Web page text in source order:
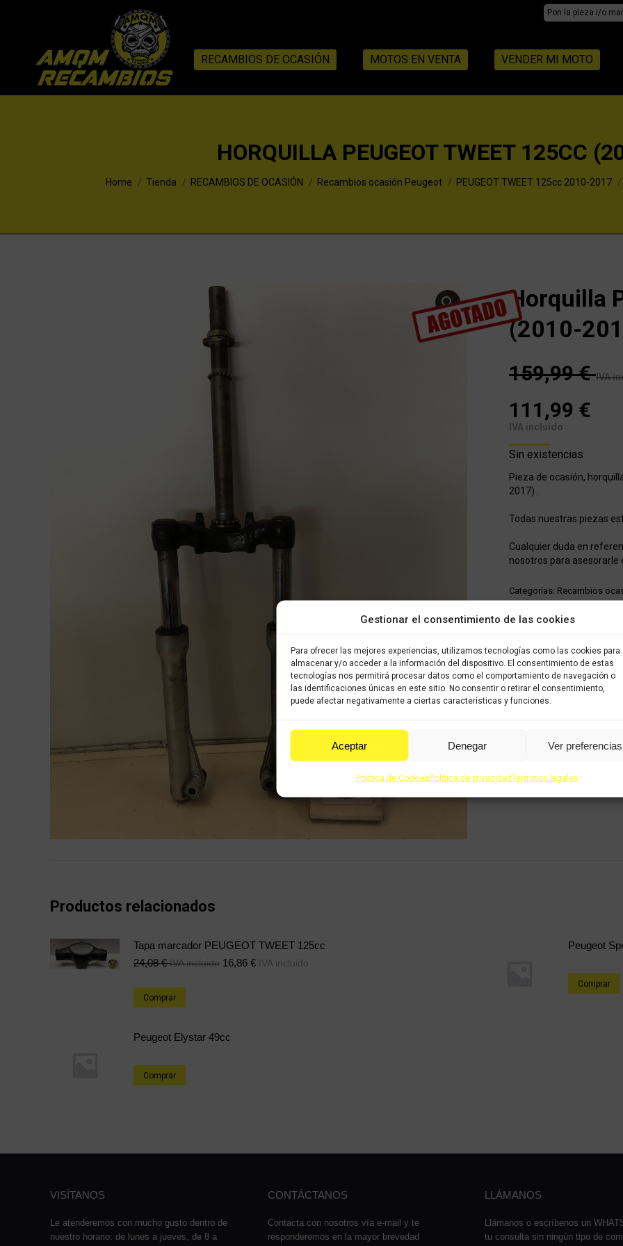
Gestionar el consentimiento de las cookies
Para ofrecer las mejores experiencias, utilizamos tecnologías como las cookies para
almacenar y/o acceder a la información del dispositivo. El consentimiento de estas
tecnologías nos permitirá procesar datos como el comportamiento de navegación o
las identificaciones únicas en este sitio. No consentir o retirar el consentimiento,
puede afectar negativamente a ciertas características y funciones.
Aceptar Denegar Ver preferencias
Política de CookiesPolítica de privacidadTérminos legales
Search:
RECAMBIOS DE OCASIÓN MOTOS EN VENTA VENDER MI MOTO
HORQUILLA PEUGEOT TWEET 125CC
You are here:
Home Tienda RECAMBIOS DE OCASIÓN Recambios ocasión Peugeot PEUGEOT TWEET 125cc 2010-2017
Horquilla
(2010-
159,99€ IVA
111,99 €
IVA incluido
Sin existencias
Pieza de ocasión,
2017) .
Todas nuestras piezas
Cualquier duda en
nosotros para asesorarle
Categorías: Recambios
Share
on
X
Share
on
Share
on
Productos relacionados
Tapa marcador PEUGEOT TWEET 125cc
24,08€ IVA incluido 16,86 € IVA incluido
Comprar
Peugeot
Comprar
Peugeot Elystar 49cc
Comprar
VISÍTANOS
Le atenderemos con mucho gusto dentro de
nuestro horario: de lunes a jueves, de 8 a
CONTÁCTANOS
Contacta con nosotros vía e-mail y te
responderemos en la mayor brevedad
LLÁMANOS
Llámanos o escríbenos un
tu consulta sin ningún tipo de